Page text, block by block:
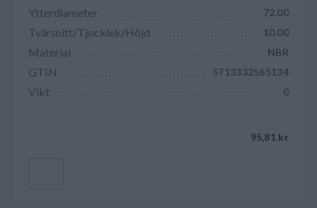
Ytterdiameter 72.00
Tvärsnitt/Tjocklek/Höjd 10.00
Material NBR
GTIN 5713332565134
Vikt 0
95,81 kr